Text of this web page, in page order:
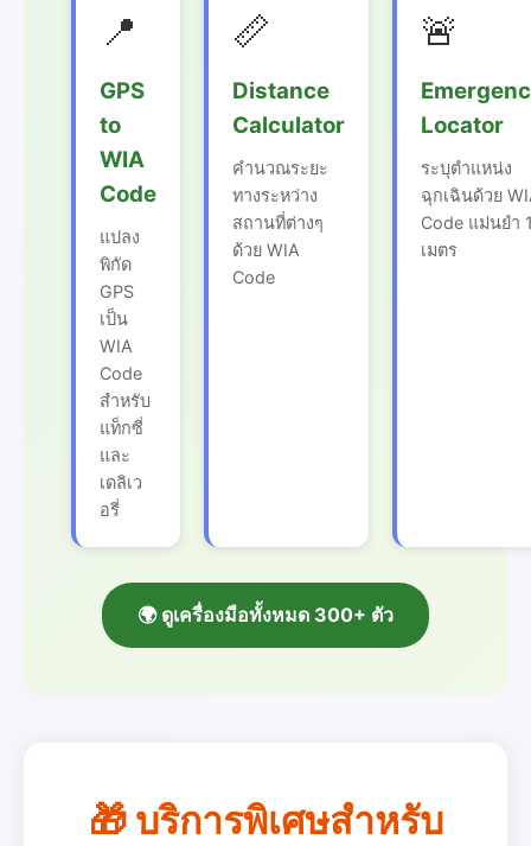
📍
GPS
to
WIA
Code
แปลง
พิกัด
GPS
เป็น
WIA
Code
สำหรับ
แท็กซี่
และ
เดลิเว
อรี่
📏
Distance
Calculator
คำนวณระยะ
ทางระหว่าง
สถานที่ต่างๆ
ด้วย WIA
Code
🚨
Locator
ระบุตำแหน่ง
ฉุกเฉินด้วย
Code แม่นยำ
เมตร
🌍 ดูเครื่องมือทั้งหมด 300+ ตัว
🎁 บริการพิเศษสำหรับ